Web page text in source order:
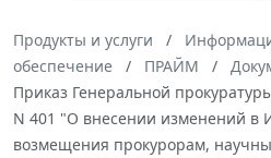
Продукты и услуги
обеспечение
ПРАЙМ
Приказ Генеральной
N 401 "О внесении изменений в
возмещения прокурорам,